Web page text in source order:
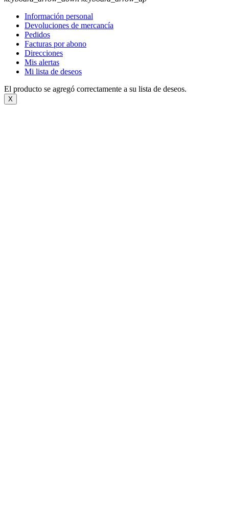
Información personal
Devoluciones de mercancía
Pedidos
Facturas por abono
Direcciones
Mis alertas
Mi lista de deseos
El producto se agregó correctamente a su lista de deseos.
X